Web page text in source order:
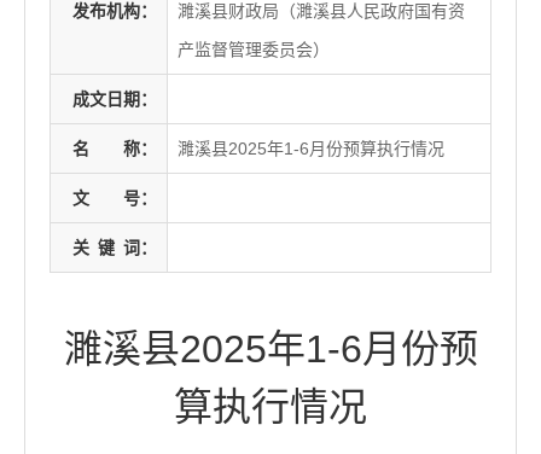
发布机构：
濉溪县财政局（濉溪县人民政府国有资
产监督管理委员会）
成文日期：
名 称： 濉溪县2025年1-6月份预算执行情况
文 号：
关 键 词：
濉溪县2025年1-6月份预
算执行情况